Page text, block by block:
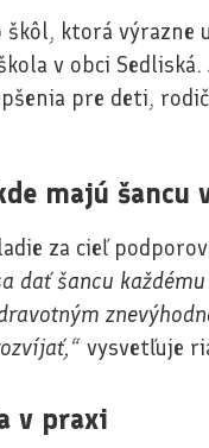
škôl, ktorá výrazne
v obci
pre deti,
majú šancu
za cieľ
dať šancu
vysvetľuje
v praxi